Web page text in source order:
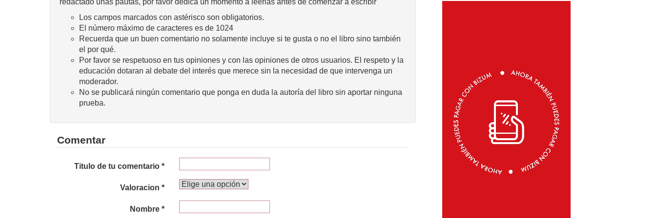
redactado unas pautas, por favor dedica un momento a leerlas antes de comenzar a escribir
Los campos marcados con astérisco son obligatorios.
El número máximo de caracteres es de 1024
Recuerda que un buen comentario no solamente incluye si te gusta o no el libro sino también
el por qué.
Por favor se respetuoso en tus opiniones y con las opiniones de otros usuarios. El respeto y la
educación dotaran al debate del interés que merece sin la necesidad de que intervenga un
moderador.
No se publicará ningún comentario que ponga en duda la autoría del libro sin aportar ninguna
prueba.
Comentar
Titulo de tu comentario *
Valoracion *
Nombre *